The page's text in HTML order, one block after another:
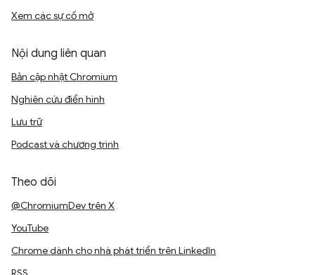
Xem các sự cố mở
Nội dung liên quan
Bản cập nhật Chromium
Nghiên cứu điển hình
Lưu trữ
Podcast và chương trình
Theo dõi
@ChromiumDev trên X
YouTube
Chrome dành cho nhà phát triển trên LinkedIn